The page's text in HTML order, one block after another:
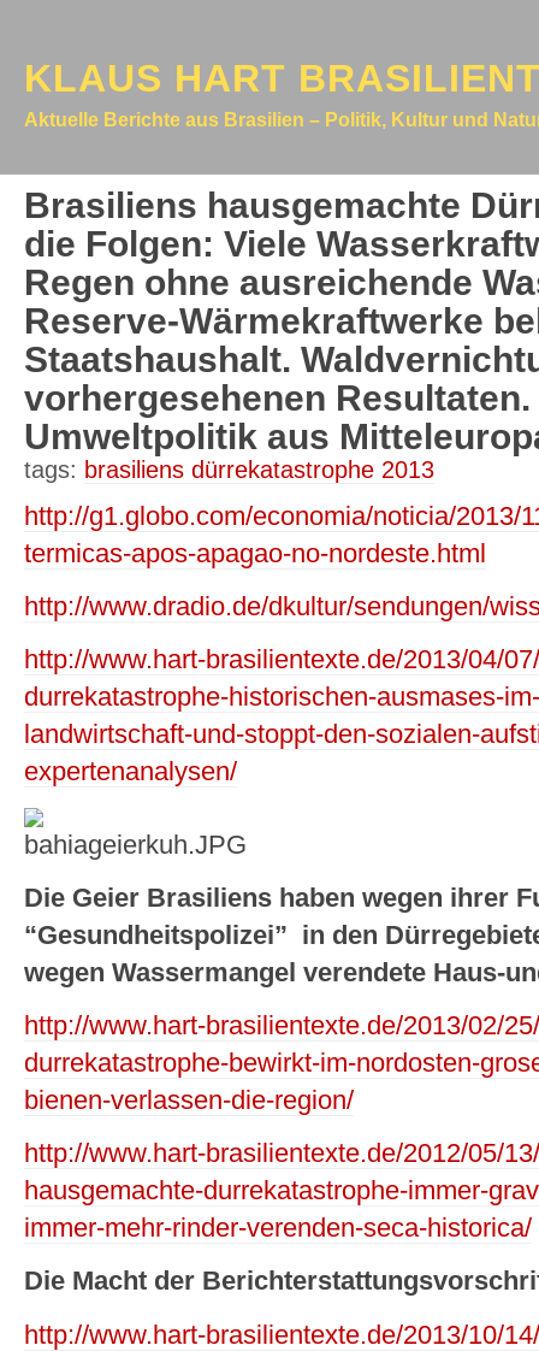
KLAUS HART
Aktuelle Berichte aus Brasilien – Politik, Kultur und
Brasiliens hausgemachte
die Folgen: Viele
Regen ohne ausreichende
Reserve-Wärmekraftwerke
Staatshaushalt.
vorhergesehenen
Umweltpolitik aus
tags: brasiliens dürrekatastrophe 2013
http://g1.globo.com/economia/noticia/2013/
termicas-apos-apagao-no-nordeste.html
http://www.dradio.de/dkultur/sendungen/
http://www.hart-brasilientexte.de/2013/04/
durrekatastrophe-historischen-ausmases-
landwirtschaft-und-stoppt-den-sozialen-
expertenanalysen/
Die Geier Brasiliens haben wegen ihrer
“Gesundheitspolizei” in den
wegen Wassermangel verendete Haus-
http://www.hart-brasilientexte.de/2013/02/
durrekatastrophe-bewirkt-im-nordosten-
bienen-verlassen-die-region/
http://www.hart-brasilientexte.de/2012/05/
hausgemachte-durrekatastrophe-immer-
immer-mehr-rinder-verenden-seca-historica/
Die Macht der
http://www.hart-brasilientexte.de/2013/10/